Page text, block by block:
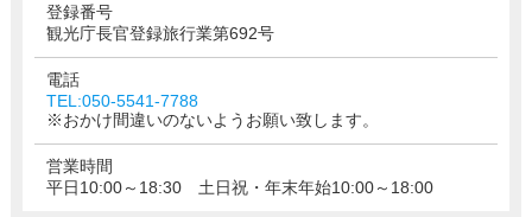
登録番号
観光庁長官登録旅行業第692号
電話
TEL:050-5541-7788
※おかけ間違いのないようお願い致します。
営業時間
平日10:00～18:30 土日祝・年末年始10:00～18:00